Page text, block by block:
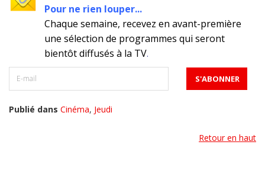
Pour ne rien louper...
Chaque semaine, recevez en avant-première
une sélection de programmes qui seront
bientôt diffusés à la TV.
Publié dans Cinéma, Jeudi
Retour en haut